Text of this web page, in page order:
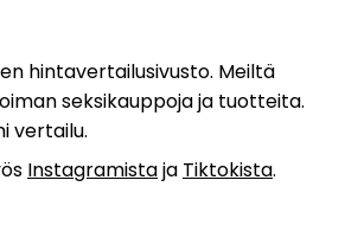
hintavertailusivusto. Meiltä
seksikauppoja ja tuotteita.
vertailu.
Instagramistaja Tiktokista.